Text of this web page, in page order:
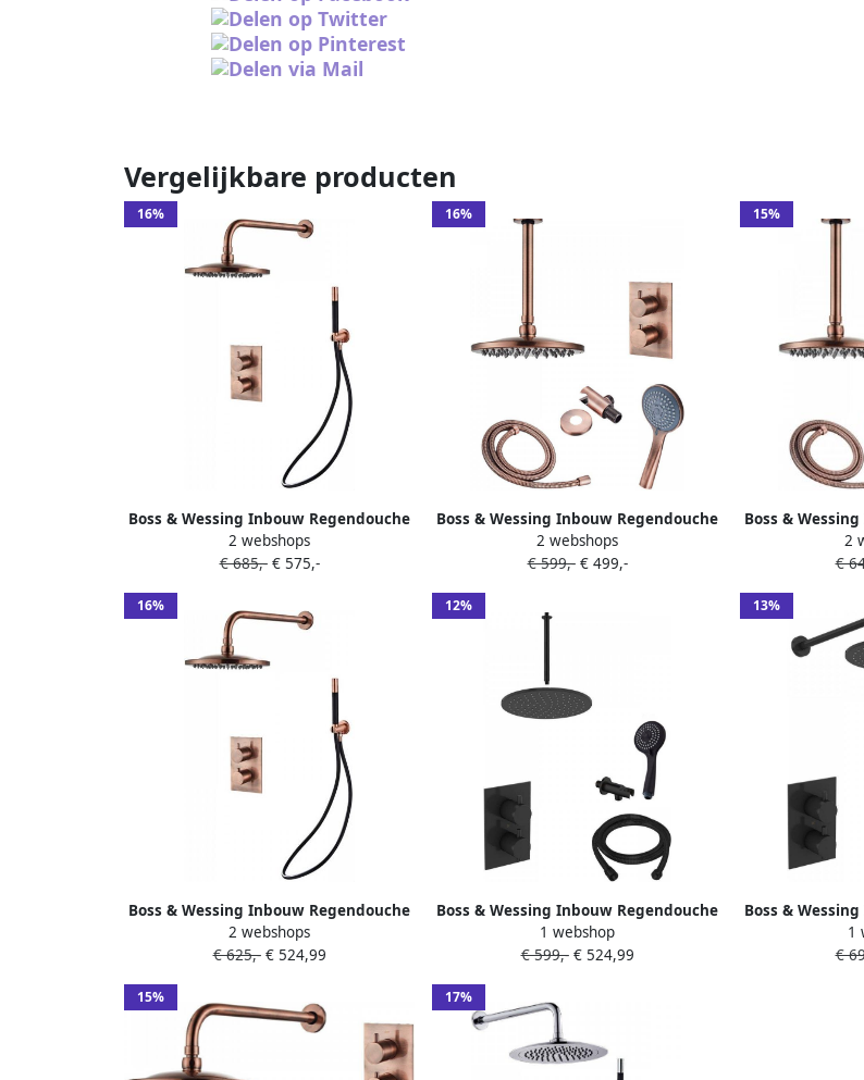
Vergelijkbare producten
16%
Boss & Wessing Inbouw Regendouche
Set BWS Copper Pro Wanduitloop en
Staaf Handdouche Geborsteld Koper 30
2 webshops
€ 685,-€ 575,-
16%
Boss & Wessing Inbouw Regendouche
Set BWS Copper met Plafonduitloop en
3 Standen Handdouche Geborsteld
2 webshops
€ 599,-€ 499,-
15%
Boss &
Set BWS
Standen
2
€
16%
Boss & Wessing Inbouw Regendouche
Set BWS Copper Pro Wanduitloop en
Staaf Handdouche Geborsteld Koper 20
2 webshops
€ 625,-€ 524,99
12%
Boss & Wessing Inbouw Regendouche
Set BWS 20 cm Plafonduitloop 3
Standen Handdouche Mat Zwart
1 webshop
€ 599,-€ 524,99
13%
Boss &
Set BWS 30 cm
1
€
15% 17%